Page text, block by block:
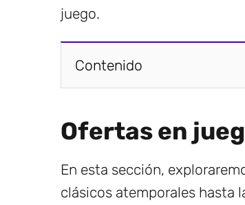
juego.
Contenido
Ofertas en
En esta sección,
clásicos atemporales hasta